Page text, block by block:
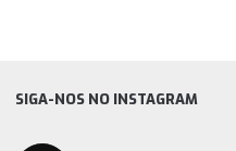
SIGA-NOS NO INSTAGRAM